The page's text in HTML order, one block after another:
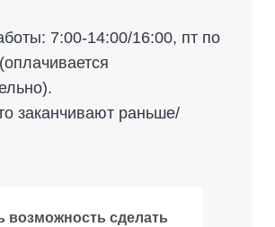
7:00-14:00/16:00, пт по
заканчивают раньше/
возможность сделать